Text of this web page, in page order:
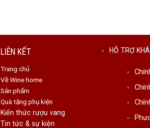
LIÊN KẾT
Trang chủ
Về Wine home
Sản phẩm
Quà tặng phụ kiện
Kiến thức rượu vang
Tin tức & sự kiện
HỖ TRỢ